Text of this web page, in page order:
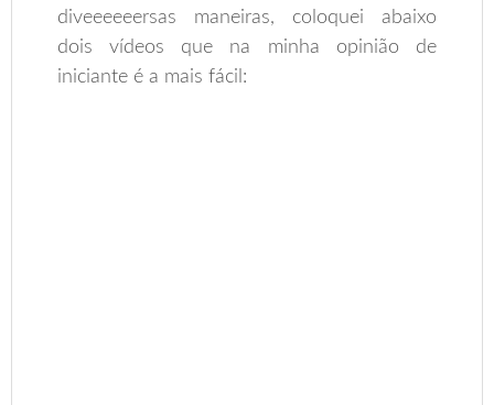
diveeeeeersas maneiras, coloquei abaixo
dois vídeos que na minha opinião de
iniciante é a mais fácil: